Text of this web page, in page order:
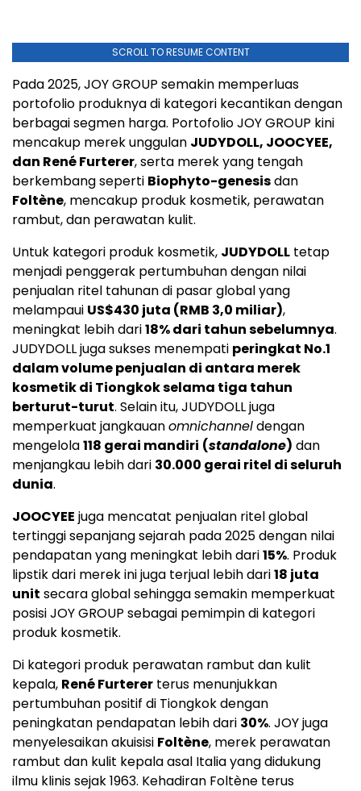
SCROLL TO RESUME CONTENT
Pada 2025, JOY GROUP semakin memperluas
portofolio produknya di kategori kecantikan dengan
berbagai segmen harga. Portofolio JOY GROUP kini
mencakup merek unggulan JUDYDOLL, JOOCYEE,
dan René Furterer, serta merek yang tengah
berkembang seperti Biophyto-genesisdan
Foltène, mencakup produk kosmetik, perawatan
rambut, dan perawatan kulit.
Untuk kategori produk kosmetik, JUDYDOLL tetap
menjadi penggerak pertumbuhan dengan nilai
penjualan ritel tahunan di pasar global yang
melampaui US$430 juta (RMB 3,0 miliar),
meningkat lebih dari18% dari tahun sebelumnya.
JUDYDOLL juga sukses menempati peringkat No.1
dalam volume penjualan di antara merek
kosmetik di Tiongkok selama tiga tahun
berturut-turut. Selain itu, JUDYDOLL juga
memperkuat jangkauanomnichanneldengan
mengelola118 gerai mandiri (standalone) dan
menjangkau lebih dari 30.000 gerai ritel di seluruh
dunia.
JOOCYEE juga mencatat penjualan ritel global
tertinggi sepanjang sejarah pada 2025 dengan nilai
pendapatan yang meningkat lebih dari15%. Produk
lipstik dari merek ini juga terjual lebih dari18 juta
unit secara global sehingga semakin memperkuat
posisi JOY GROUP sebagai pemimpin di kategori
produk kosmetik.
Di kategori produk perawatan rambut dan kulit
kepala, René Furterer terus menunjukkan
pertumbuhan positif di Tiongkok dengan
peningkatan pendapatan lebih dari 30%. JOY juga
menyelesaikan akuisisi Foltène, merek perawatan
rambut dan kulit kepala asal Italia yang didukung
ilmu klinis sejak 1963. Kehadiran Foltène terus